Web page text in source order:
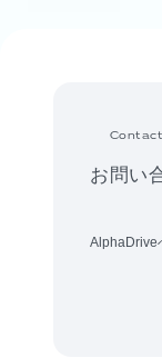
Contact
お問い
AlphaDrive